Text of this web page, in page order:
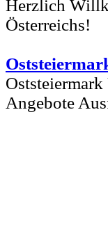
Herzlich
Österreichs!
Angebote